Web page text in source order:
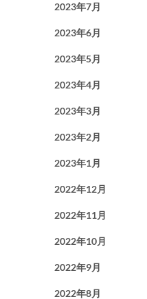
2023年7月
2023年6月
2023年5月
2023年4月
2023年3月
2023年2月
2023年1月
2022年12月
2022年11月
2022年10月
2022年9月
2022年8月